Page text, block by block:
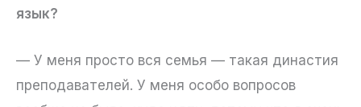
язык?
— У меня просто вся семья — такая династия
преподавателей. У меня особо вопросов